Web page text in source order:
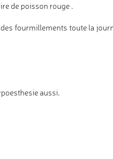
de poisson rouge .
fourmillements toute la
aussi.